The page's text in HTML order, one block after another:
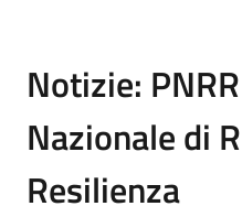
Notizie:
Nazionale di
Resilienza